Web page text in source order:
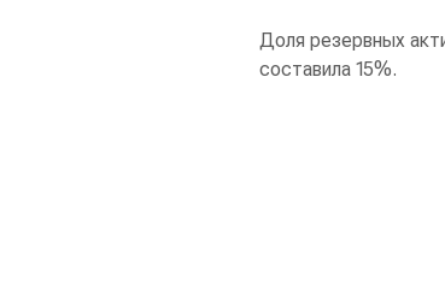
Доля резервных
составила 15%.